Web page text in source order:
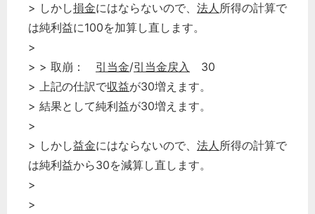
> しかし損金にはならないので、 法人所得の計算で
は純利益に100を加算し直します。
>
> > 取崩： 引当金/引当金戻入 30
> 上記の仕訳で収益が30増えます。
> 結果として純利益が30増えます。
>
> しかし益金にはならないので、 法人所得の計算で
は純利益から30を減算し直します。
>
>